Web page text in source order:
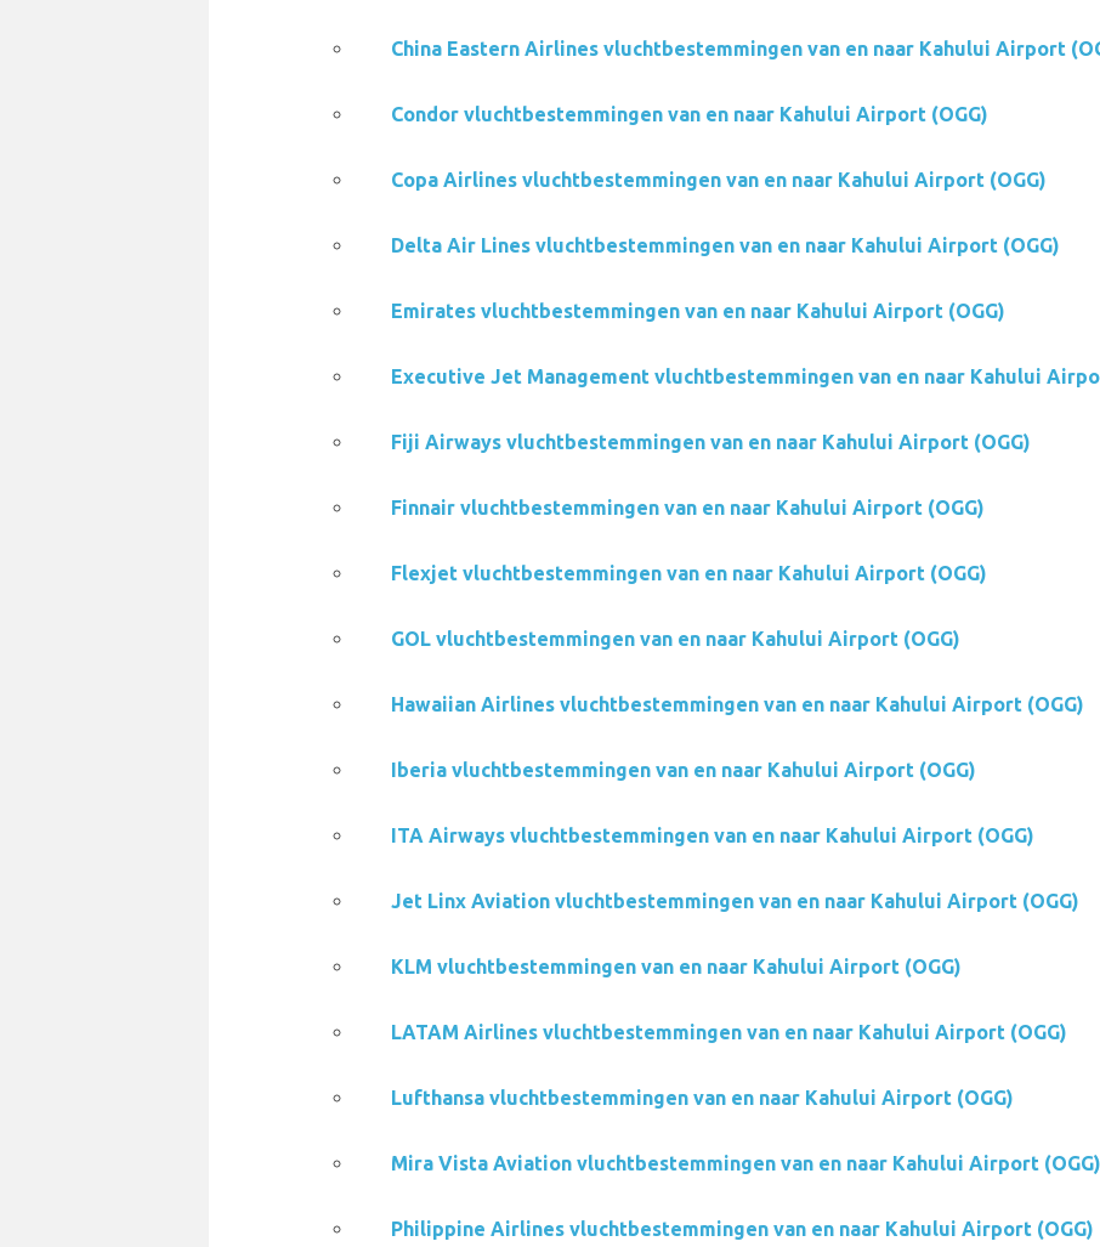
China Eastern Airlines vluchtbestemmingen van en naar Kahului Airport
Condor vluchtbestemmingen van en naar Kahului Airport (OGG)
Copa Airlines vluchtbestemmingen van en naar Kahului Airport (OGG)
Delta Air Lines vluchtbestemmingen van en naar Kahului Airport (OGG)
Emirates vluchtbestemmingen van en naar Kahului Airport (OGG)
Executive Jet Management vluchtbestemmingen van en naar Kahului
Fiji Airways vluchtbestemmingen van en naar Kahului Airport (OGG)
Finnair vluchtbestemmingen van en naar Kahului Airport (OGG)
Flexjet vluchtbestemmingen van en naar Kahului Airport (OGG)
GOL vluchtbestemmingen van en naar Kahului Airport (OGG)
Hawaiian Airlines vluchtbestemmingen van en naar Kahului Airport (OGG)
Iberia vluchtbestemmingen van en naar Kahului Airport (OGG)
ITA Airways vluchtbestemmingen van en naar Kahului Airport (OGG)
Jet Linx Aviation vluchtbestemmingen van en naar Kahului Airport (OGG)
KLM vluchtbestemmingen van en naar Kahului Airport (OGG)
LATAM Airlines vluchtbestemmingen van en naar Kahului Airport (OGG)
Lufthansa vluchtbestemmingen van en naar Kahului Airport (OGG)
Mira Vista Aviation vluchtbestemmingen van en naar Kahului Airport (OGG)
Philippine Airlines vluchtbestemmingen van en naar Kahului Airport (OGG)